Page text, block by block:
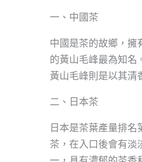
一、中國茶
中國是茶的故鄉，擁
的黃山毛峰最為知名
黃山毛峰則是以其清
二、日本茶
日本是茶葉產量排
茶，在入口後會有淡